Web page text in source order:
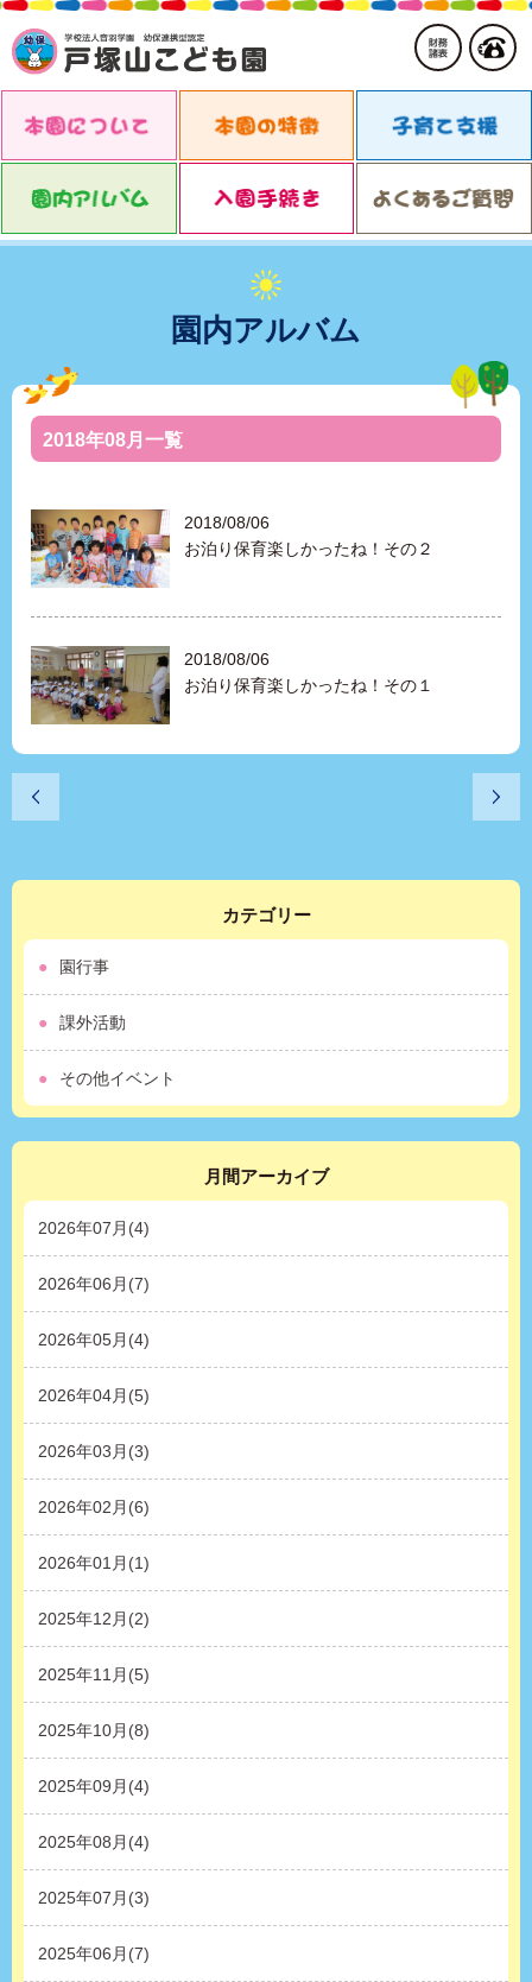
園内アルバム
2018年08月一覧
2018/08/06
お泊り保育楽しかったね！その２
2018/08/06
お泊り保育楽しかったね！その１
カテゴリー
園行事
課外活動
その他イベント
月間アーカイブ
2026年07月(4)
2026年06月(7)
2026年05月(4)
2026年04月(5)
2026年03月(3)
2026年02月(6)
2026年01月(1)
2025年12月(2)
2025年11月(5)
2025年10月(8)
2025年09月(4)
2025年08月(4)
2025年07月(3)
2025年06月(7)